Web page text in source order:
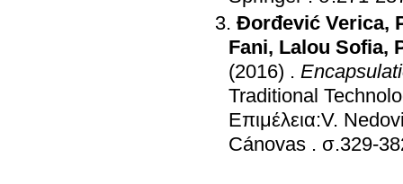
Đorđević Verica,
Fani, Lalou Sofia,
(2016) .
Traditional
Επιμέλεια:V.
Cánovas . σ.329-